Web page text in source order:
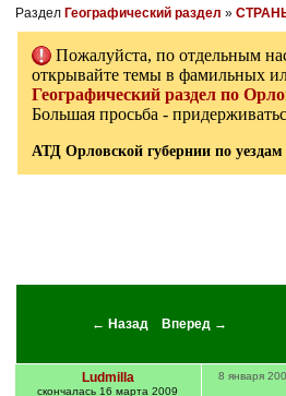
Раздел Географический раздел »
Пожалуйста, по отдельным
открывайте темы в фамильных
Географический раздел по
Большая просьба -
АТД Орловской губернии по
← Назад Вперед →
Ludmilla
скончалась 16 марта 2009
8 января